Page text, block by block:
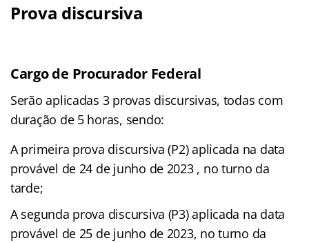
Prova discursiva
Cargo de Procurador Federal
Serão aplicadas 3 provas discursivas, todas com
duração de 5 horas, sendo:
A primeira prova discursiva (P2) aplicada na data
provável de 24 de junho de 2023 , no turno da
tarde;
A segunda prova discursiva (P3) aplicada na data
provável de 25 de junho de 2023, no turno da